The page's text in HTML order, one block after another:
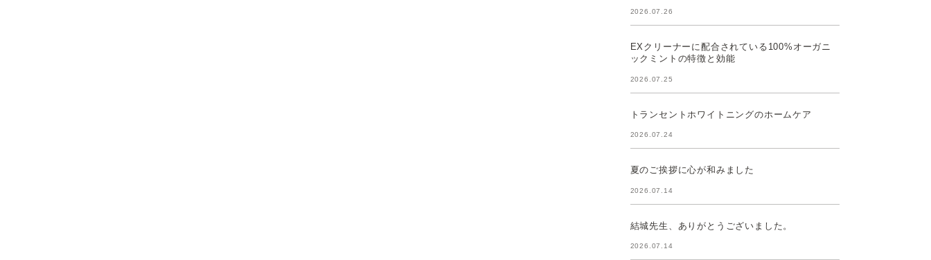
2026.07.26
EXクリーナーに配合されている100%オーガニ
ックミントの特徴と効能
2026.07.25
トランセントホワイトニングのホームケア
2026.07.24
夏のご挨拶に心が和みました
2026.07.14
結城先生、ありがとうございました。
2026.07.14